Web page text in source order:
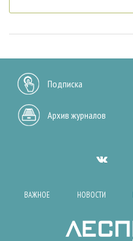
Подписка
Архив журналов
ВАЖНОЕ НОВОСТИ